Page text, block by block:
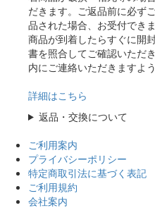
だきます。ご返品前に必ず
品された場合、お受付でき
商品が到着したらすぐに開
書を照合してご確認いただ
内にご連絡いただきますよ
詳細はこちら
返品・交換について
ご利用案内
プライバシーポリシー
特定商取引法に基づく表記
ご利用規約
会社案内